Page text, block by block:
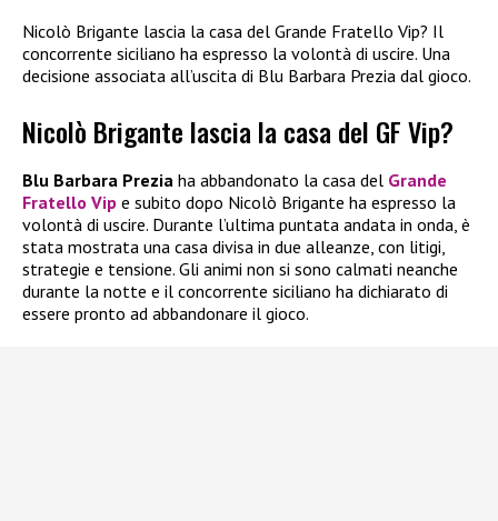
Nicolò Brigante lascia la casa del Grande Fratello Vip? Il
concorrente siciliano ha espresso la volontà di uscire. Una
decisione associata all’uscita di Blu Barbara Prezia dal gioco.
Nicolò Brigante lascia la casa del GF Vip?
Blu Barbara Prezia ha abbandonato la casa del Grande
Fratello Vip e subito dopo Nicolò Brigante ha espresso la
volontà di uscire. Durante l’ultima puntata andata in onda, è
stata mostrata una casa divisa in due alleanze, con litigi,
strategie e tensione. Gli animi non si sono calmati neanche
durante la notte e il concorrente siciliano ha dichiarato di
essere pronto ad abbandonare il gioco.